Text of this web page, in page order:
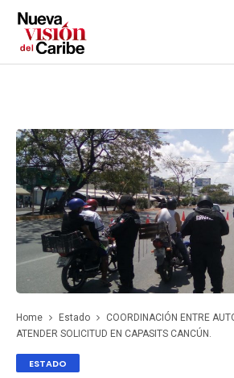
Home Estado
COORDINACIÓN ENTRE
ATENDER SOLICITUD EN CAPASITS CANCÚN.
ESTADO